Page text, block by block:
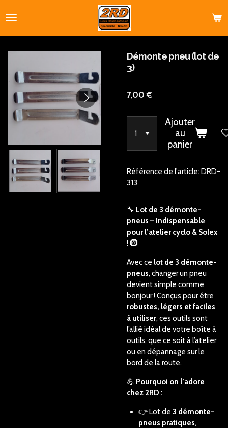
au
Démonte pneu (lot de
3)
7,00 €
Ajouter
au
panier
Référence de l'article:DRD-
313
🔧 Lot de 3 démonte-
pneus – Indispensable
pour l’atelier cyclo & Solex
! 🛞
Avec ce lot de 3 démonte-
pneus, changer un pneu
devient simple comme
bonjour ! Conçus pour être
robustes, légers et faciles
à utiliser, ces outils sont
l’allié idéal de votre boîte à
outils, que ce soit à l’atelier
ou en dépannage sur le
bord de la route.
💪 Pourquoi on l’adore
chez 2RD :
👉 Lot de 3 démonte-
pneus pratiques,